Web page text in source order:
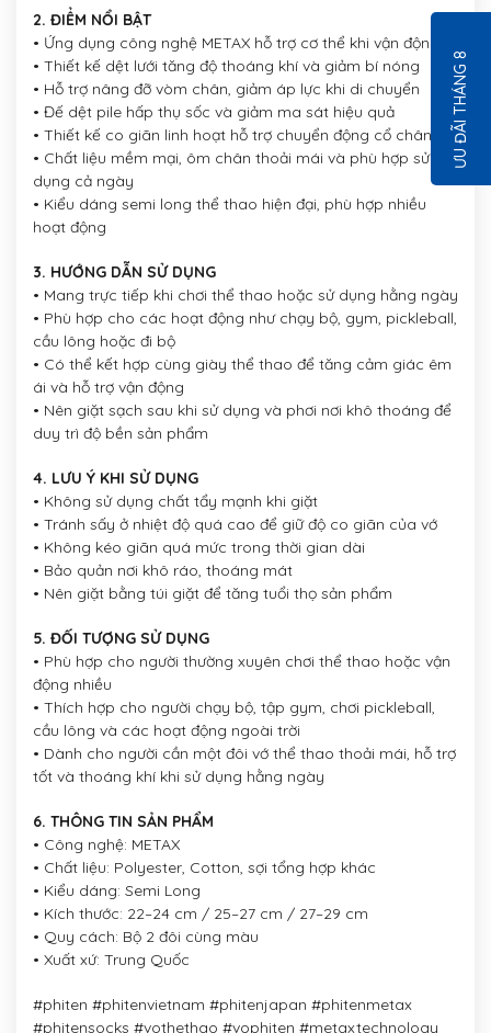
2. ĐIỂM NỔI BẬT
• Ứng dụng công nghệ METAX hỗ trợ cơ thể khi vận động
• Thiết kế dệt lưới tăng độ thoáng khí và giảm bí nóng
• Hỗ trợ nâng đỡ vòm chân, giảm áp lực khi di chuyển
• Đế dệt pile hấp thụ sốc và giảm ma sát hiệu quả
• Thiết kế co giãn linh hoạt hỗ trợ chuyển động cổ chân
• Chất liệu mềm mại, ôm chân thoải mái và phù hợp sử
dụng cả ngày
• Kiểu dáng semi long thể thao hiện đại, phù hợp nhiều
hoạt động
3. HƯỚNG DẪN SỬ DỤNG
• Mang trực tiếp khi chơi thể thao hoặc sử dụng hằng ngày
• Phù hợp cho các hoạt động như chạy bộ, gym, pickleball,
cầu lông hoặc đi bộ
• Có thể kết hợp cùng giày thể thao để tăng cảm giác êm
ái và hỗ trợ vận động
• Nên giặt sạch sau khi sử dụng và phơi nơi khô thoáng để
duy trì độ bền sản phẩm
4. LƯU Ý KHI SỬ DỤNG
• Không sử dụng chất tẩy mạnh khi giặt
• Tránh sấy ở nhiệt độ quá cao để giữ độ co giãn của vớ
• Không kéo giãn quá mức trong thời gian dài
• Bảo quản nơi khô ráo, thoáng mát
• Nên giặt bằng túi giặt để tăng tuổi thọ sản phẩm
5. ĐỐI TƯỢNG SỬ DỤNG
• Phù hợp cho người thường xuyên chơi thể thao hoặc vận
động nhiều
• Thích hợp cho người chạy bộ, tập gym, chơi pickleball,
cầu lông và các hoạt động ngoài trời
• Dành cho người cần một đôi vớ thể thao thoải mái, hỗ trợ
tốt và thoáng khí khi sử dụng hằng ngày
6. THÔNG TIN SẢN PHẨM
• Công nghệ: METAX
• Chất liệu: Polyester, Cotton, sợi tổng hợp khác
• Kiểu dáng: Semi Long
• Kích thước: 22–24 cm / 25–27 cm / 27–29 cm
• Quy cách: Bộ 2 đôi cùng màu
• Xuất xứ: Trung Quốc
#phiten #phitenvietnam #phitenjapan #phitenmetax
#phitensocks #vothethao #vophiten #metaxtechnology
ƯU ĐÃI THÁNG 8